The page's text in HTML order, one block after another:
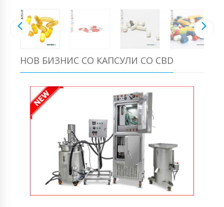
НОВ БИЗНИС СО КАПСУЛИ СО CBD